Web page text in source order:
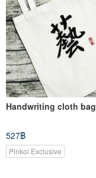
Handwriting cloth bag
527฿
Pinkoi Exclusive